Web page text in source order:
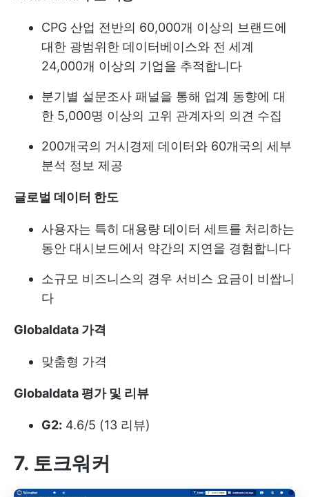
CPG 산업 전반의 60,000개 이상의 브랜드에
대한 광범위한 데이터베이스와 전 세계
24,000개 이상의 기업을 추적합니다
분기별 설문조사 패널을 통해 업계 동향에 대
한 5,000명 이상의 고위 관계자의 의견 수집
200개국의 거시경제 데이터와 60개국의 세부
분석 정보 제공
글로벌 데이터 한도
사용자는 특히 대용량 데이터 세트를 처리하는
동안 대시보드에서 약간의 지연을 경험합니다
소규모 비즈니스의 경우 서비스 요금이 비쌉니
다
Globaldata 가격
맞춤형 가격
Globaldata 평가 및 리뷰
G2: 4.6/5 (13 리뷰)
7. 토크워커